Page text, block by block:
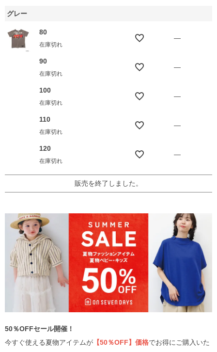
グレー
80
在庫切れ
—
90
在庫切れ
—
100
在庫切れ
—
110
在庫切れ
—
120
在庫切れ
—
販売を終了しました。
50％OFFセール開催！
今すぐ使える夏物アイテムが 【50％OFF】価格でお得にご購入いた